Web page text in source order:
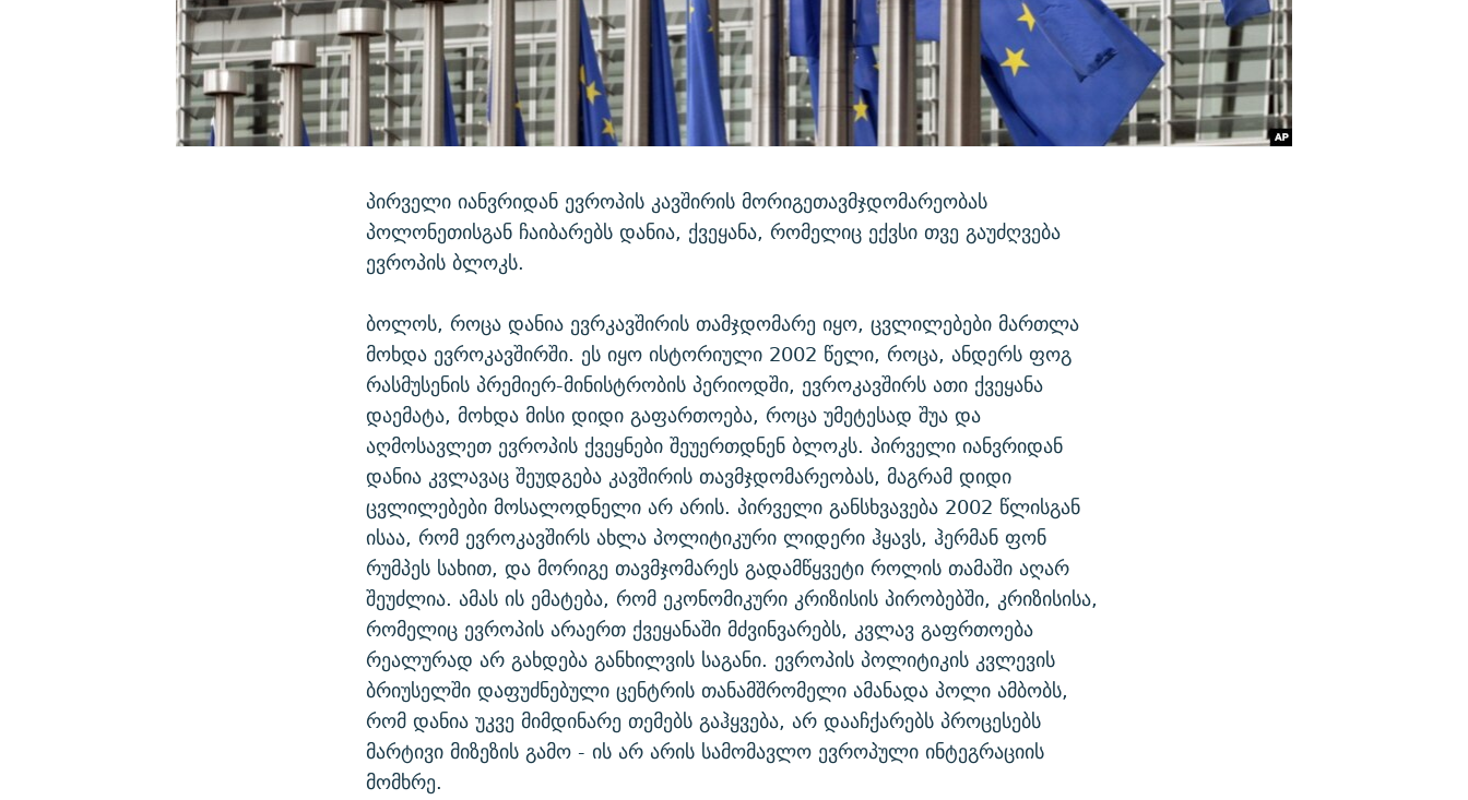
პირველი იანვრიდან ევროპის კავშირის მორიგეთავმჯდომარეობას
პოლონეთისგან ჩაიბარებს დანია, ქვეყანა, რომელიც ექვსი თვე გაუძღვება
ევროპის ბლოკს.
ბოლოს, როცა დანია ევრკავშირის თამჯდომარე იყო, ცვლილებები მართლა
მოხდა ევროკავშირში. ეს იყო ისტორიული 2002 წელი, როცა, ანდერს ფოგ
რასმუსენის პრემიერ-მინისტრობის პერიოდში, ევროკავშირს ათი ქვეყანა
დაემატა, მოხდა მისი დიდი გაფართოება, როცა უმეტესად შუა და
აღმოსავლეთ ევროპის ქვეყნები შეუერთდნენ ბლოკს. პირველი იანვრიდან
დანია კვლავაც შეუდგება კავშირის თავმჯდომარეობას, მაგრამ დიდი
ცვლილებები მოსალოდნელი არ არის. პირველი განსხვავება 2002 წლისგან
ისაა, რომ ევროკავშირს ახლა პოლიტიკური ლიდერი ჰყავს, ჰერმან ფონ
რუმპეს სახით, და მორიგე თავმჯომარეს გადამწყვეტი როლის თამაში აღარ
შეუძლია. ამას ის ემატება, რომ ეკონომიკური კრიზისის პირობებში, კრიზისისა,
რომელიც ევროპის არაერთ ქვეყანაში მძვინვარებს, კვლავ გაფრთოება
რეალურად არ გახდება განხილვის საგანი. ევროპის პოლიტიკის კვლევის
ბრიუსელში დაფუძნებული ცენტრის თანამშრომელი ამანადა პოლი ამბობს,
რომ დანია უკვე მიმდინარე თემებს გაჰყვება, არ დააჩქარებს პროცესებს
მარტივი მიზეზის გამო - ის არ არის სამომავლო ევროპული ინტეგრაციის
მომხრე.